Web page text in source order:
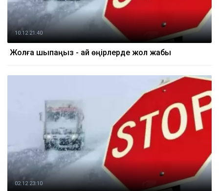
10.12 21:40
Жолға шықпаңыз - қай өңірлерде жол жабық
02.12 23:10